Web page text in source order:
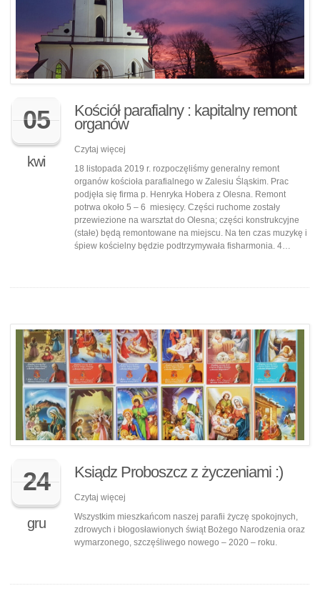
05
kwi
Kościół parafialny : kapitalny remont
organów
Czytaj więcej
18 listopada 2019 r. rozpoczęliśmy generalny remont
organów kościoła parafialnego w Zalesiu Śląskim. Prac
podjęła się firma p. Henryka Hobera z Olesna. Remont
potrwa około 5 – 6 miesięcy. Części ruchome zostały
przewiezione na warsztat do Olesna; części konstrukcyjne
(stałe) będą remontowane na miejscu. Na ten czas muzykę i
śpiew kościelny będzie podtrzymywała fisharmonia. 4…
24
gru
Ksiądz Proboszcz z życzeniami :)
Czytaj więcej
Wszystkim mieszkańcom naszej parafii życzę spokojnych,
zdrowych i błogosławionych świąt Bożego Narodzenia oraz
wymarzonego, szczęśliwego nowego – 2020 – roku.